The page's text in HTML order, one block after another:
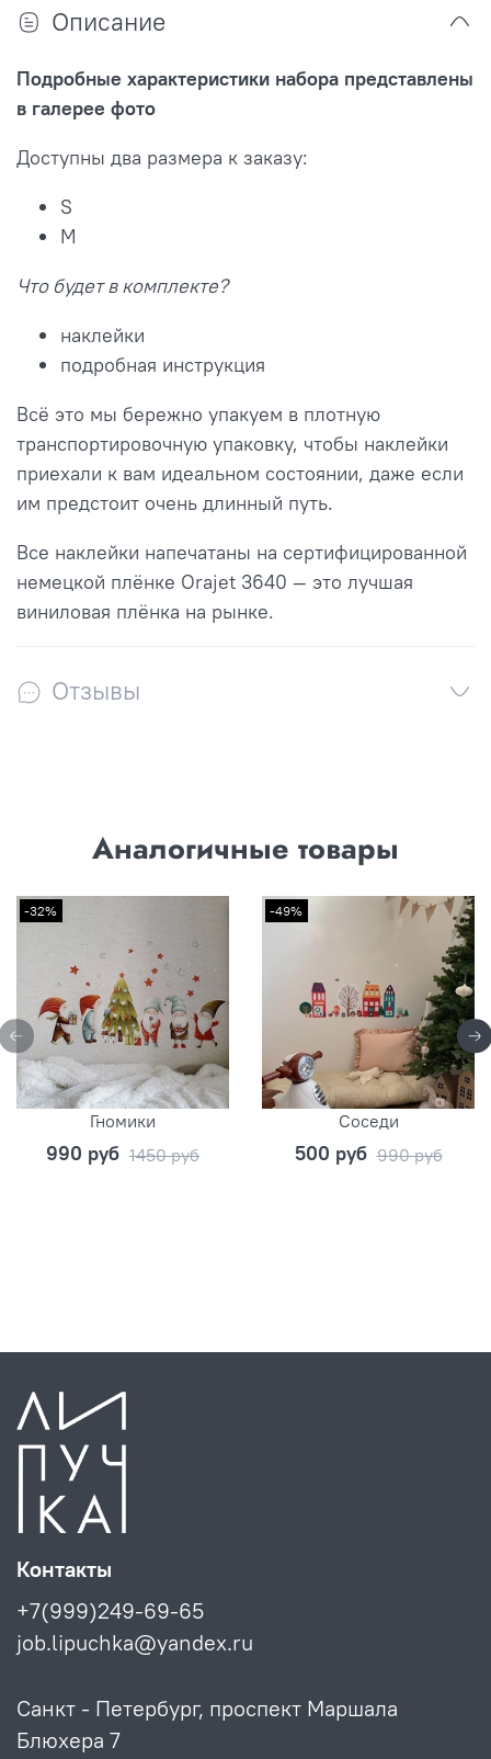
Описание
Подробные характеристики набора представлены
в галерее фото
Доступны два размера к заказу:
S
M
Что будет в комплекте?
наклейки
подробная инструкция
Всё это мы бережно упакуем в плотную
транспортировочную упаковку, чтобы наклейки
приехали к вам идеальном состоянии, даже если
им предстоит очень длинный путь.
Все наклейки напечатаны на сертифицированной
немецкой плёнке Orajet 3640 — это лучшая
виниловая плёнка на рынке.
Отзывы
Аналогичные товары
-32%
Гномики
990 руб 1450 руб
-49%
Соседи
500 руб 990 руб
Контакты
+7(999)249-69-65
job.lipuchka@yandex.ru
Санкт - Петербург, проспект Маршала
Блюхера 7